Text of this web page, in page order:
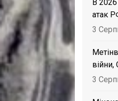
В
атак
3
війни,
3